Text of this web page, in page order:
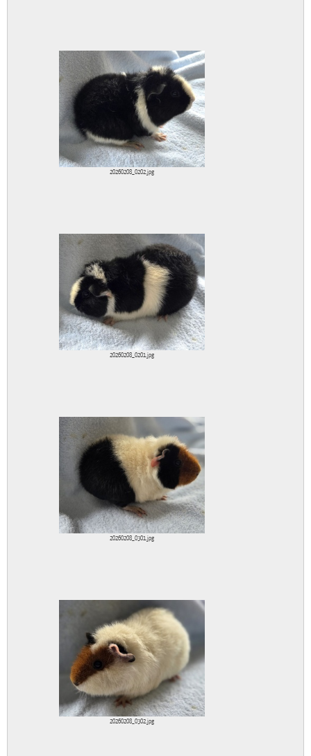
20260208_0202.jpg
20260208_0201.jpg
20260208_0301.jpg
20260208_0302.jpg